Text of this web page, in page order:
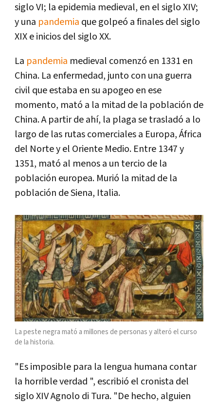
siglo VI; la epidemia medieval, en el siglo XIV;
y una pandemia que golpeó a finales del siglo
XIX e inicios del siglo XX.
La pandemia medieval comenzó en 1331 en
China. La enfermedad, junto con una guerra
civil que estaba en su apogeo en ese
momento, mató a la mitad de la población de
China. A partir de ahí, la plaga se trasladó a lo
largo de las rutas comerciales a Europa, África
del Norte y el Oriente Medio. Entre 1347 y
1351, mató al menos a un tercio de la
población europea. Murió la mitad de la
población de Siena, Italia.
La peste negra mató a millones de personas y alteró el curso
de la historia.
"Es imposible para la lengua humana contar
la horrible verdad ", escribió el cronista del
siglo XIV Agnolo di Tura. "De hecho, alguien